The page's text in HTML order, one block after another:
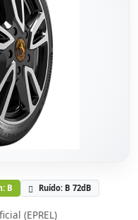
B Ruído: B 72dB
(EPREL)